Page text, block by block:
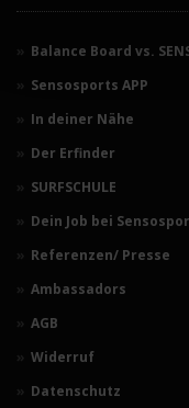
Balance Board vs.
Sensosports APP
In deiner Nähe
Der Erfinder
SURFSCHULE
Dein Job bei
Referenzen/ Presse
Ambassadors
AGB
Widerruf
Datenschutz